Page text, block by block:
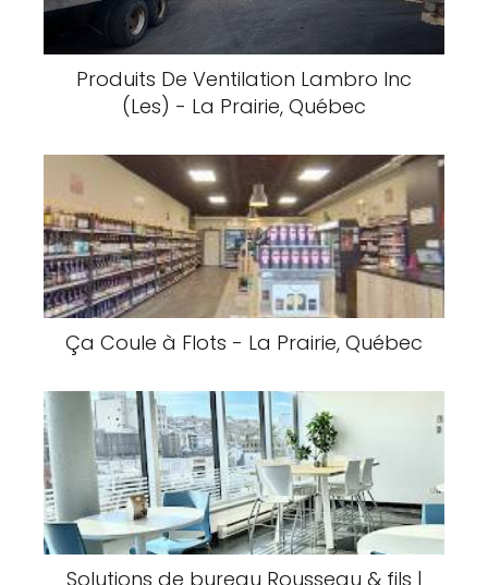
Produits De Ventilation Lambro Inc
(Les) - La Prairie, Québec
Ça Coule à Flots - La Prairie, Québec
Solutions de bureau Rousseau & fils |